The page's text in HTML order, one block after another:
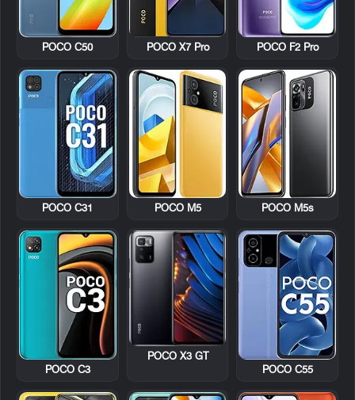
POCO F2 Pro
POCO X7 Pro
POCO C50
POCO M5s
POCO M5
POCO C31
POCO C55
POCO X3 GT
POCO C3